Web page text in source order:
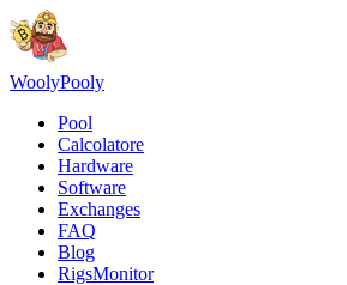
WoolyPooly
Pool
Calcolatore
Hardware
Software
Exchanges
FAQ
Blog
RigsMonitor